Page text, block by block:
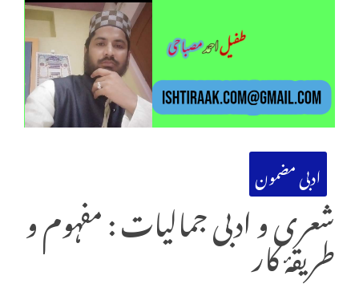
ادبی مضمون
شعری و ادبی جمالیات : مفہوم و
طریقۂ کار